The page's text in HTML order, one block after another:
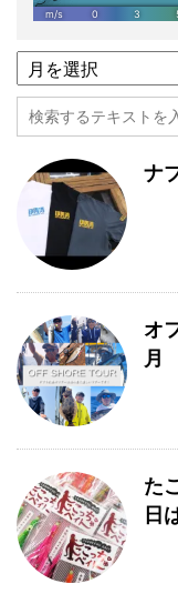
過
去
記
事
別
ナ
オ
月
た
日